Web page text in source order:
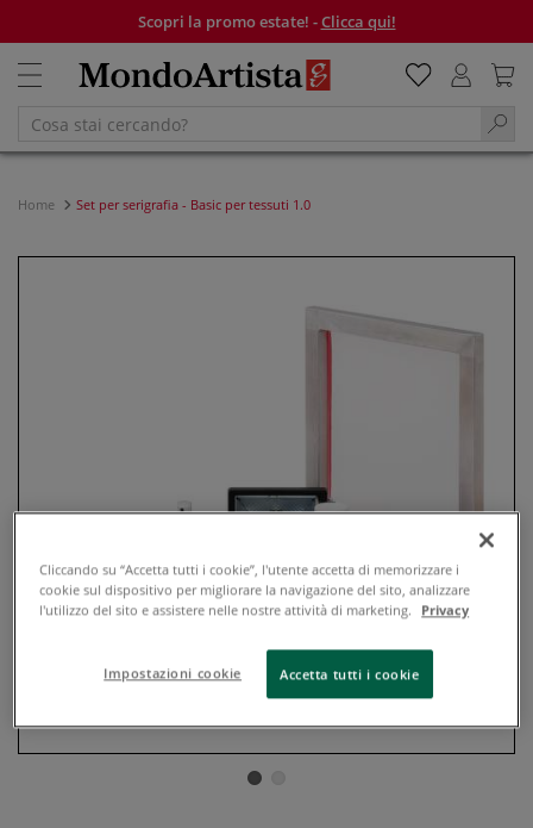
Scopri la promo estate! -Clicca qui!
Home Set per serigrafia - Basic per tessuti 1.0
Cliccando su “Accetta tutti i cookie”, l'utente accetta di memorizzare i
cookie sul dispositivo per migliorare la navigazione del sito, analizzare
l'utilizzo del sito e assistere nelle nostre attività di marketing. Privacy
Impostazioni cookie Accetta tutti i cookie